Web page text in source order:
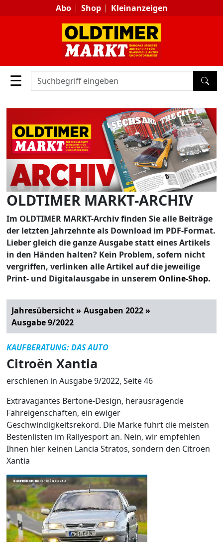
Abo Shop Kleinanzeigen
☰
OLDTIMER MARKT-ARCHIV
Im OLDTIMER MARKT-Archiv finden Sie alle Beiträge
der letzten Jahrzehnte als Download im PDF-Format.
Lieber gleich die ganze Ausgabe statt eines Artikels
in den Händen halten? Kein Problem, sofern nicht
vergriffen, verlinken alle Artikel auf die jeweilige
Print- und Digitalausgabe in unserem Online-Shop.
Jahresübersicht » Ausgaben 2022 »
Ausgabe 9/2022
KAUFBERATUNG: DAS AUTO
Citroën Xantia
erschienen in Ausgabe 9/2022, Seite 46
Extravagantes Bertone-Design, herausragende
Fahreigenschaften, ein ewiger
Geschwindigkeitsrekord. Die Marke führt die meisten
Bestenlisten im Rallyesport an. Nein, wir empfehlen
Ihnen hier keinen Lancia Stratos, sondern den Citroën
Xantia